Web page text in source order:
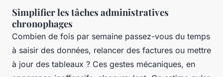
Simplifier les tâches administratives
chronophages
Combien de fois par semaine passez-vous du temps
à saisir des données, relancer des factures ou mettre
à jour des tableaux ? Ces gestes mécaniques, en